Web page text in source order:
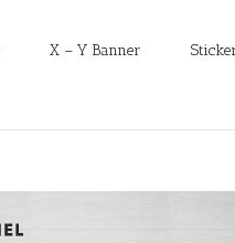
X – Y Banner